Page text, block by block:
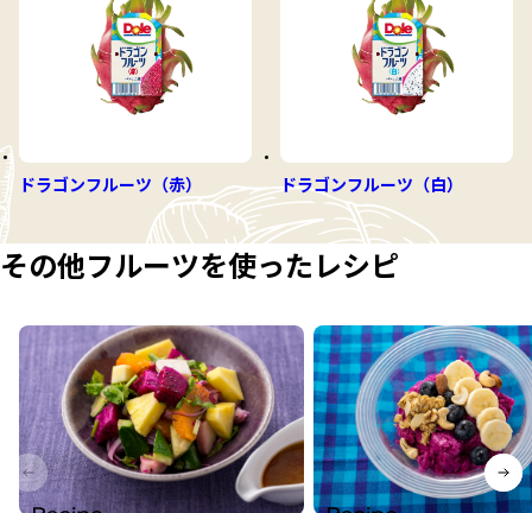
ドラゴンフルーツ（赤） ドラゴンフルーツ（白）
その他フルーツを使ったレシピ